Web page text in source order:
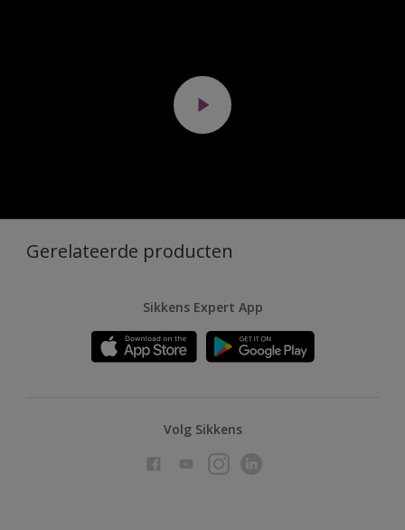
Gerelateerde producten
Sikkens Expert App
Volg Sikkens